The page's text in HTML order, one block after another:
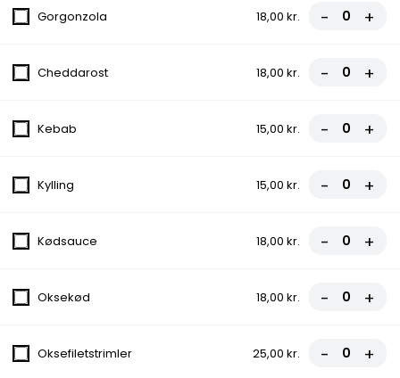
Pepperoni, Gorgonzola
11.Miami Pizza
Champignon, Æg
12.Diyar Pizza
Pepperoni
Tomatsauce, Ost, Oksekød,
Cocktailpølser, Pepperoni, Bacon
Gorgonzola 18,00 kr. - +
Cheddarost 18,00 kr. - +
Kebab 15,00 kr. - +
Kylling 15,00 kr. - +
Kødsauce 18,00 kr. - +
Oksekød 18,00 kr. - +
Oksefiletstrimler 25,00 kr. - +